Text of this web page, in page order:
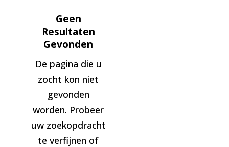
Geen
Resultaten
Gevonden
De pagina die u
zocht kon niet
gevonden
worden. Probeer
uw zoekopdracht
te verfijnen of